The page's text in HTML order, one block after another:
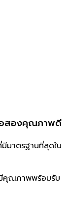
อสองคุณภาพดี
มาตรฐานที่สุดใน
มีคุณภาพพร้อมรับ